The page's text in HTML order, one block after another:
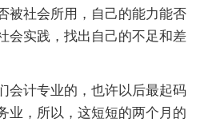
被社会所用，自己的能力能否
会实践，找出自己的不足和差
计专业的，也许以后最起码
业，所以，这短短的两个月的